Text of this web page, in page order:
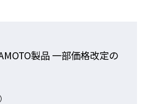
製品 一部価格改定の